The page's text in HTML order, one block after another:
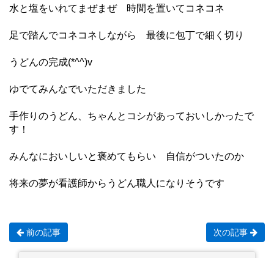
水と塩をいれてまぜまぜ 時間を置いてコネコネ
足で踏んでコネコネしながら 最後に包丁で細く切り
うどんの完成(*^^)v
ゆでてみんなでいただきました
手作りのうどん、ちゃんとコシがあっておいしかったで
す！
みんなにおいしいと褒めてもらい 自信がついたのか
将来の夢が看護師からうどん職人になりそうです
前の記事 次の記事